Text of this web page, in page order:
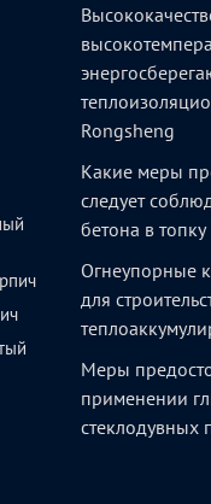
Rongsheng
Какие меры
следует
бетона в топку
Огнеупорные
для
Меры
применении
стеклодувных